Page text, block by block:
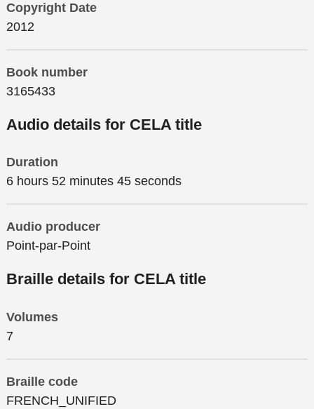
Copyright Date
2012
Book number
3165433
Audio details for CELA title
Duration
6 hours 52 minutes 45 seconds
Audio producer
Point-par-Point
Braille details for CELA title
Volumes
7
Braille code
FRENCH_UNIFIED